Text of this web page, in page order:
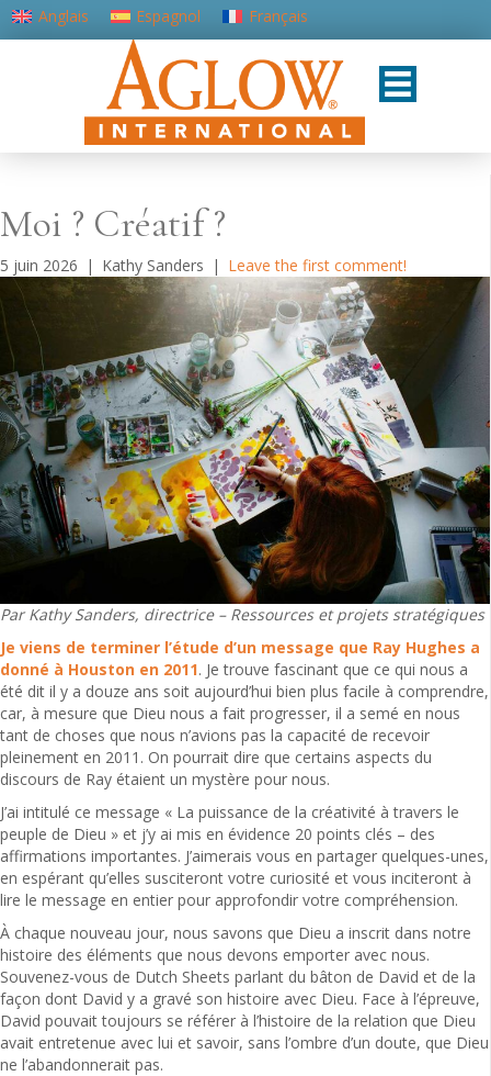
Anglais Espagnol
Français
Portugais - du Portugal
Moi ? Créatif ?
5 juin 2026 | Kathy Sanders | Leave the first comment!
Par Kathy Sanders, directrice – Ressources et projets stratégiques
Je viens de terminer l’étude d’un message que Ray Hughes a
donné à Houston en 2011. Je trouve fascinant que ce qui nous a
été dit il y a douze ans soit aujourd’hui bien plus facile à comprendre,
car, à mesure que Dieu nous a fait progresser, il a semé en nous
tant de choses que nous n’avions pas la capacité de recevoir
pleinement en 2011. On pourrait dire que certains aspects du
discours de Ray étaient un mystère pour nous.
J’ai intitulé ce message « La puissance de la créativité à travers le
peuple de Dieu » et j’y ai mis en évidence 20 points clés – des
affirmations importantes. J’aimerais vous en partager quelques-unes,
en espérant qu’elles susciteront votre curiosité et vous inciteront à
lire le message en entier pour approfondir votre compréhension.
À chaque nouveau jour, nous savons que Dieu a inscrit dans notre
histoire des éléments que nous devons emporter avec nous.
Souvenez-vous de Dutch Sheets parlant du bâton de David et de la
façon dont David y a gravé son histoire avec Dieu. Face à l’épreuve,
David pouvait toujours se référer à l’histoire de la relation que Dieu
avait entretenue avec lui et savoir, sans l’ombre d’un doute, que Dieu
ne l’abandonnerait pas.